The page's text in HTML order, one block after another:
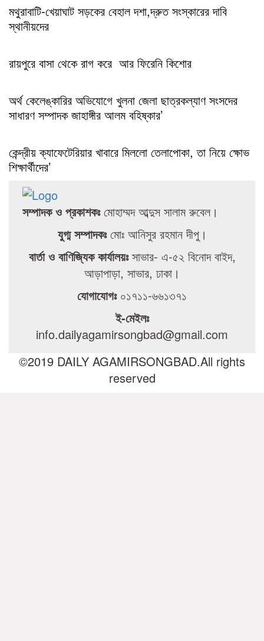
মথুরাবাটি-খেয়াঘাট সড়কের বেহাল দশা,দ্রুত সংস্কারের দাবি
স্থানীয়দের
রায়পুরে বাসা থেকে রাগ করে আর ফিরেনি কিশোর
অর্থ কেলেঙ্কারির অভিযোগে খুলনা জেলা ছাত্রকল্যাণ সংসদের
সাধারণ সম্পাদক জাহাঙ্গীর আলম বহিষ্কার’
কেন্দ্রীয় ক্যাফেটেরিয়ার খাবারে মিললো তেলাপোকা, তা নিয়ে ক্ষোভ
শিক্ষার্থীদের’
সম্পাদক ও প্রকাশকঃমোহাম্মদ আব্দুস সালাম রুবেল।
যুগ্ম সম্পাদকঃমোঃ আনিসুর রহমান দীপু।
বার্তা ও বাণিজ্যিক কার্যালয়ঃসাভার- এ-৫২ বিনোদ বাইদ,
আড়াপাড়া, সাভার, ঢাকা।
যোগাযোগঃ০১৭১১-৬৬১৩৭১
ই-মেইলঃ
info.dailyagamirsongbad@gmail.com
©2019 DAILY AGAMIRSONGBAD.All rights
reserved